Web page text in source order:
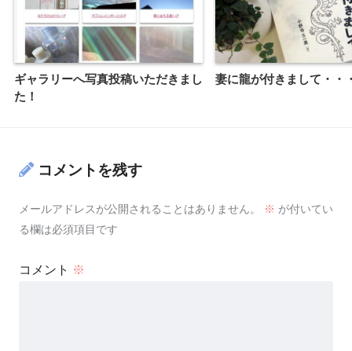
ギャラリーへ写真投稿いただきまし
た！
妻に龍が付きまして・・
コメントを残す
メールアドレスが公開されることはありません。 ※ が付いてい
る欄は必須項目です
コメント ※